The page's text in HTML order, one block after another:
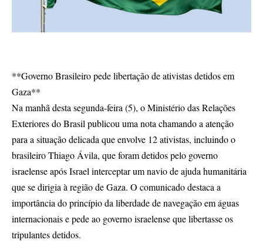
**Governo Brasileiro pede libertação de ativistas detidos em
Gaza**
Na manhã desta segunda-feira (5), o Ministério das Relações
Exteriores do Brasil publicou uma nota chamando a atenção
para a situação delicada que envolve 12 ativistas, incluindo o
brasileiro Thiago Ávila, que foram detidos pelo governo
israelense após Israel interceptar um navio de ajuda humanitária
que se dirigia à região de Gaza. O comunicado destaca a
importância do princípio da liberdade de navegação em águas
internacionais e pede ao governo israelense que libertasse os
tripulantes detidos.